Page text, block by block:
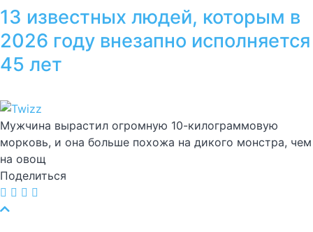
13 известных людей, которым в
2026 году внезапно исполняется
45 лет
Мужчина вырастил огромную 10-килограммовую
морковь, и она больше похожа на дикого монстра, чем
на овощ
Поделиться